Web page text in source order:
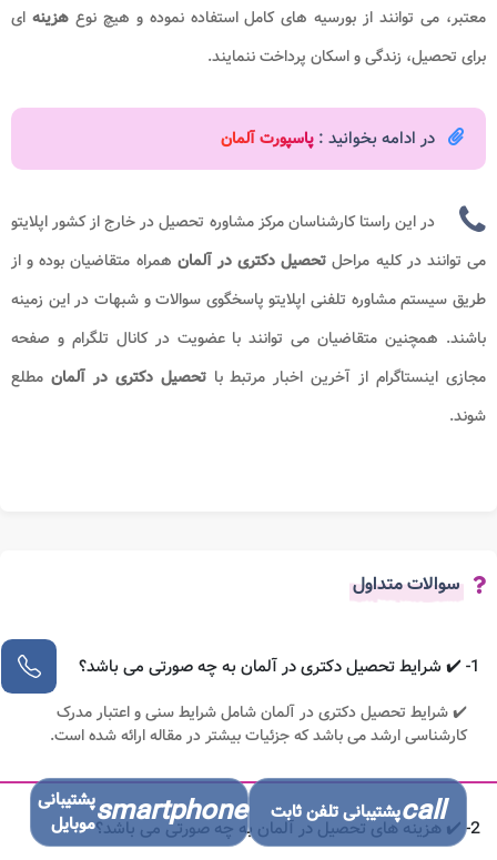
معتبر، می توانند از بورسیه های کامل استفاده نموده و هیچ نوعهزینه ای
برای تحصیل، زندگی و اسکان پرداخت ننمایند.
در ادامه بخوانید : پاسپورت آلمان
در این راستا کارشناسان مرکز مشاوره تحصیل در خارج از کشور اپلایتو
می توانند در کلیه مراحل تحصیل دکتری در آلمان همراه متقاضیان بوده و از
طریق سیستم مشاوره تلفنی اپلایتو پاسخگوی سوالات و شبهات در این زمینه
باشند. همچنین متقاضیان می توانند با عضویت در کانال تلگرام و صفحه
مجازی اینستاگرام از آخرین اخبار مرتبط باتحصیل دکتری در آلمان مطلع
شوند.
سوالات متداول
1- ✔️ شرایط تحصیل دکتری در آلمان به چه صورتی می باشد؟
✔️ شرایط تحصیل دکتری در آلمان شامل شرایط سنی و اعتبار مدرک
کارشناسی ارشد می باشد که جزئیات بیشتر در مقاله ارائه شده است.
2- ✔️ هزینه های تحصیل در آلمان به چه صورتی می باشد؟ callپشتیبانی تلفن ثابت smartphoneپشتیبانی
موبایل